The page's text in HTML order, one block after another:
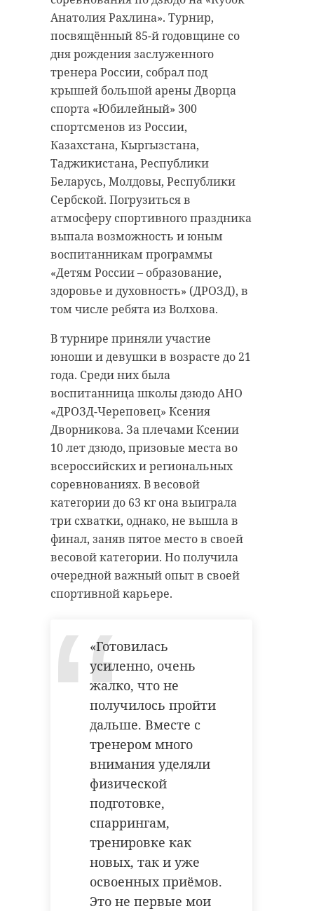
Анатолия Рахлина». Турнир,
посвящённый 85-й годовщине со
дня рождения заслуженного
тренера России, собрал под
крышей большой арены Дворца
спорта «Юбилейный» 300
спортсменов из России,
Казахстана, Кыргызстана,
Таджикистана, Республики
Беларусь, Молдовы, Республики
Сербской. Погрузиться в
атмосферу спортивного праздника
выпала возможность и юным
воспитанникам программы
«Детям России – образование,
здоровье и духовность» (ДРОЗД), в
том числе ребята из Волхова.
В турнире приняли участие
юноши и девушки в возрасте до 21
года. Среди них была
воспитанница школы дзюдо АНО
«ДРОЗД-Череповец» Ксения
Дворникова. За плечами Ксении
10 лет дзюдо, призовые места во
всероссийских и региональных
соревнованиях. В весовой
категории до 63 кг она выиграла
три схватки, однако, не вышла в
финал, заняв пятое место в своей
весовой категории. Но получила
очередной важный опыт в своей
спортивной карьере.
«Готовилась
усиленно, очень
жалко, что не
получилось пройти
дальше. Вместе с
тренером много
внимания уделяли
физической
подготовке,
спаррингам,
тренировке как
новых, так и уже
освоенных приёмов.
Это не первые мои